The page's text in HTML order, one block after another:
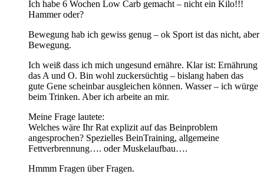
Ich habe 6 Wochen Low Carb gemacht – nicht ein Kilo!!!
Hammer oder?
Bewegung hab ich gewiss genug – ok Sport ist das nicht, aber
Bewegung.
Ich weiß dass ich mich ungesund ernähre. Klar ist: Ernährung
das A und O. Bin wohl zuckersüchtig – bislang haben das
gute Gene scheinbar ausgleichen können. Wasser – ich würge
beim Trinken. Aber ich arbeite an mir.
Meine Frage lautete:
Welches wäre Ihr Rat explizit auf das Beinproblem
angesprochen? Spezielles BeinTraining, allgemeine
Fettverbrennung…. oder Muskelaufbau….
Hmmm Fragen über Fragen.